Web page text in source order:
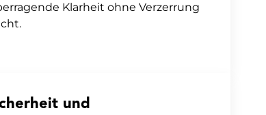
Klarheit ohne Verzerrung
und